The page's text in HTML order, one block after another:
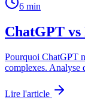
6 min
ChatGPT
Pourquoi ChatGPT
complexes. Analyse
Lire l'article